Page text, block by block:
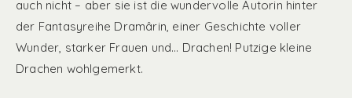
auch nicht – aber sie ist die wundervolle Autorin hinter
der Fantasyreihe Dramârin, einer Geschichte voller
Wunder, starker Frauen und… Drachen! Putzige kleine
Drachen wohlgemerkt.